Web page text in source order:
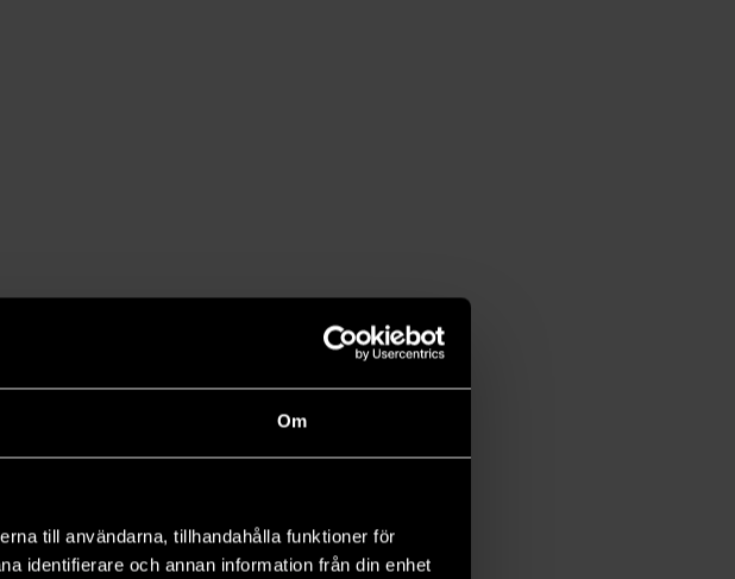
Om
till användarna, tillhandahålla funktioner för
identifierare och annan information från din enhet